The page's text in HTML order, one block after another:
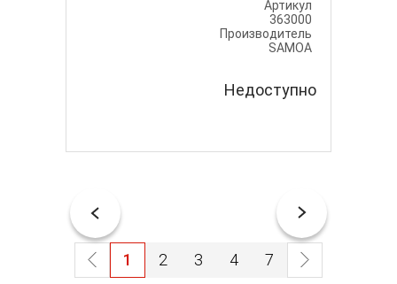
Артикул
363000
Производитель
SAMOA
Недоступно
1 2 3 4 7